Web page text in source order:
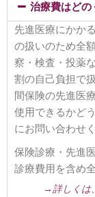
治療費はどの
先進医療にかか
の扱いのため全
察・検査・投薬
割の自己負担で
間保険の先進医
使用できるかど
にお問い合わせ
保険診療・先進
診療費用を含め
→詳しくは